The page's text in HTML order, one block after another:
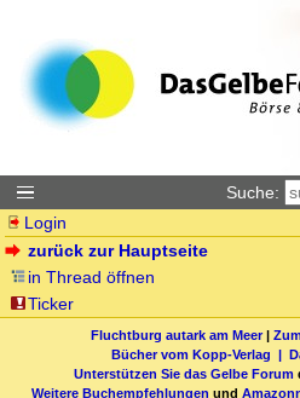
Suche:
Login
zurück zur Hauptseite
in Thread öffnen
Ticker
Fluchtburg autark am Meer|
Bücher vom Kopp-Verlag |
Unterstützen Sie das Gelbe Forum
Weitere Buchempfehlungen und